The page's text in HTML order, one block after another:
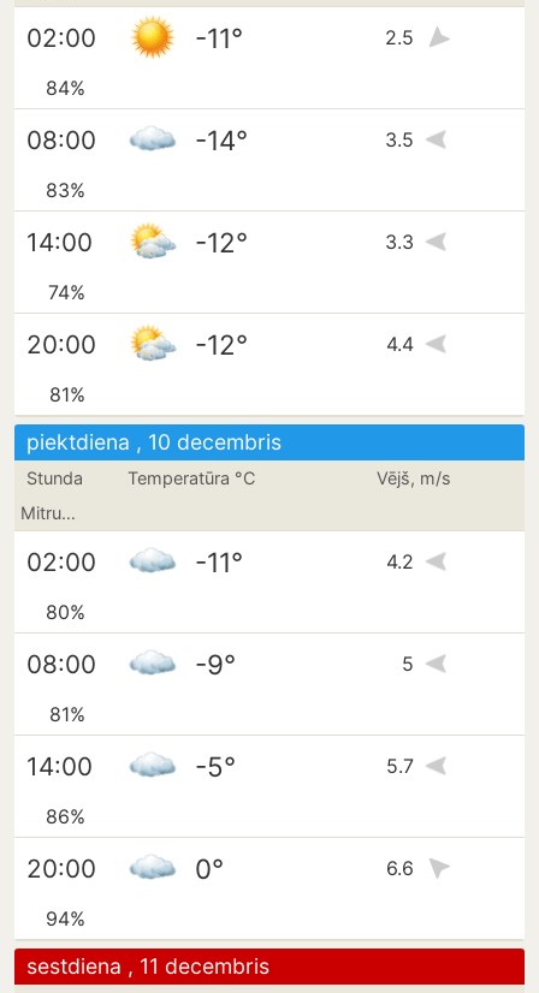
02:00 -11° 2.5
84%
08:00 -14° 3.5
83%
14:00 -12° 3.3
74%
20:00 -12° 4.4
81%
piektdiena , 10 decembris
Stunda Temperatūra °C
Vējš, m/s
Mitrums
02:00 -11° 4.2
80%
08:00 -9° 5
81%
14:00 -5° 5.7
86%
20:00 0° 6.6
94%
sestdiena , 11 decembris